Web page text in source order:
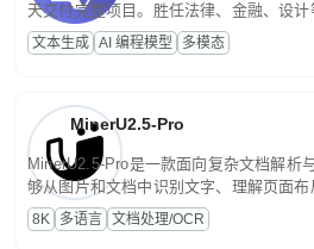
天交付完整项目。胜任法律、金融、设
话端到端交付生产级成果。原生视觉理解
程，支持超长文档与长视频的深度语义解
文本生成 AI 编程模型 多模态
MinerU2.5-Pro
MinerU2.5-Pro是一款面向复杂文档解析
够从图片和文档中识别文字、理解页面
为便于存储、检索和二次处理的结构化结
8K 多语言 文档处理/OCR